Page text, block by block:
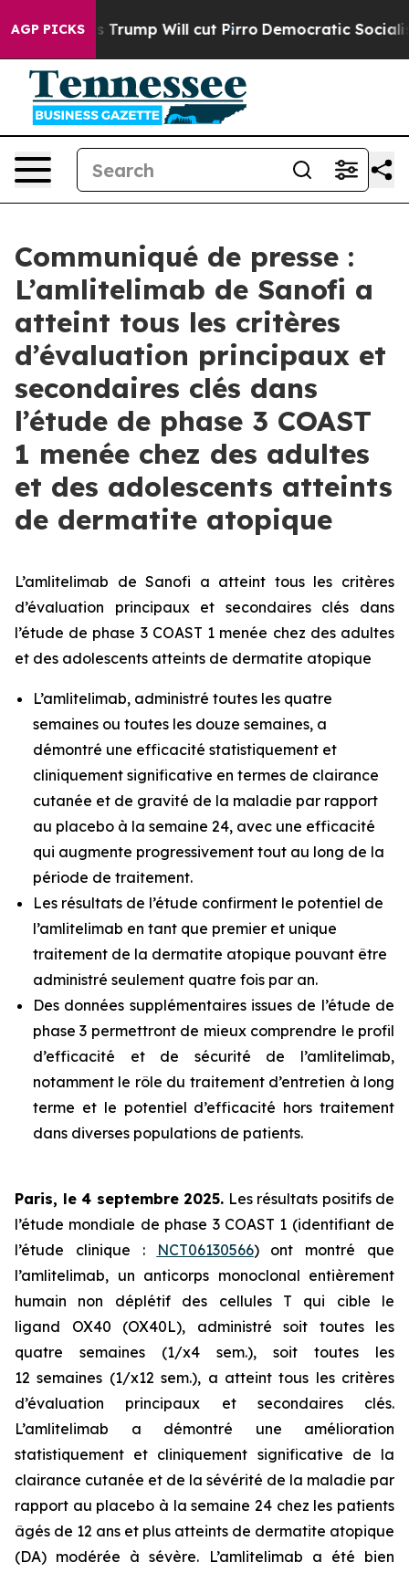
AGP PICKS
Trump Will cut Pirro Democratic Socialists of
Communiqué de presse :
L’amlitelimab de Sanofi a
atteint tous les critères
d’évaluation principaux et
secondaires clés dans
l’étude de phase 3 COAST
1 menée chez des adultes
et des adolescents atteints
de dermatite atopique
L’amlitelimab de Sanofi a atteint tous les critères
d’évaluation principaux et secondaires clés dans
l’étude de phase 3 COAST 1 menée chez des adultes
et des adolescents atteints de dermatite atopique
L’amlitelimab, administré toutes les quatre
semaines ou toutes les douze semaines, a
démontré une efficacité statistiquement et
cliniquement significative en termes de clairance
cutanée et de gravité de la maladie par rapport
au placebo à la semaine 24, avec une efficacité
qui augmente progressivement tout au long de la
période de traitement.
Les résultats de l’étude confirment le potentiel de
l’amlitelimab en tant que premier et unique
traitement de la dermatite atopique pouvant être
administré seulement quatre fois par an.
Des données supplémentaires issues de l’étude de
phase 3 permettront de mieux comprendre le profil
d’efficacité et de sécurité de l’amlitelimab,
notamment le rôle du traitement d’entretien à long
terme et le potentiel d’efficacité hors traitement
dans diverses populations de patients.
Paris, le 4 septembre 2025. Les résultats positifs de
l’étude mondiale de phase 3 COAST 1 (identifiant de
l’étude clinique :
NCT06130566) ont montré que
l’amlitelimab, un anticorps monoclonal entièrement
humain non déplétif des cellules T qui cible le
ligand OX40 (OX40L), administré soit toutes les
quatre semaines (1/x4 sem.), soit toutes les
12 semaines (1/x12 sem.), a atteint tous les critères
d’évaluation principaux et secondaires clés.
L’amlitelimab a démontré une amélioration
statistiquement et cliniquement significative de la
clairance cutanée et de la sévérité de la maladie par
rapport au placebo à la semaine 24 chez les patients
âgés de 12 ans et plus atteints de dermatite atopique
(DA) modérée à sévère. L’amlitelimab a été bien